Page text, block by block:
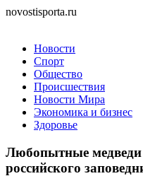
novostisporta.ru
Новости
Спорт
Общество
Происшествия
Новости Мира
Экономика и бизнес
Здоровье
Любопытные
российского